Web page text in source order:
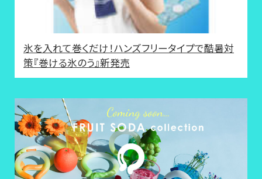
氷を入れて巻くだけ！ハンズフリータイプで酷暑対
策『巻ける氷のう』新発売